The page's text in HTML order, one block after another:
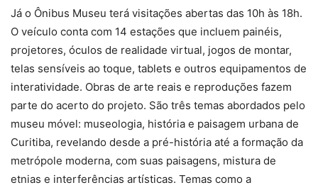
Já o Ônibus Museu terá visitações abertas das 10h às 18h.
O veículo conta com 14 estações que incluem painéis,
projetores, óculos de realidade virtual, jogos de montar,
telas sensíveis ao toque, tablets e outros equipamentos de
interatividade. Obras de arte reais e reproduções fazem
parte do acerto do projeto. São três temas abordados pelo
museu móvel: museologia, história e paisagem urbana de
Curitiba, revelando desde a pré-história até a formação da
metrópole moderna, com suas paisagens, mistura de
etnias e interferências artísticas. Temas como a